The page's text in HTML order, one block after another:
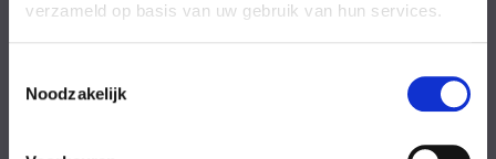
verzameld op basis van uw gebruik van hun services.
Noodzakelijk
Eventuele